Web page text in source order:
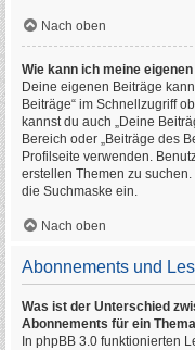
Nach oben
Wie kann ich meine
Deine eigenen Beiträge
Beiträge“ im Schnellzugriff
kannst du auch „Deine
Bereich oder „Beiträge des
Profilseite verwenden.
erstellen Themen zu
die Suchmaske ein.
Nach oben
Abonnements und
Was ist der Unterschied
Abonnements für ein
In phpBB 3.0 funktionierten